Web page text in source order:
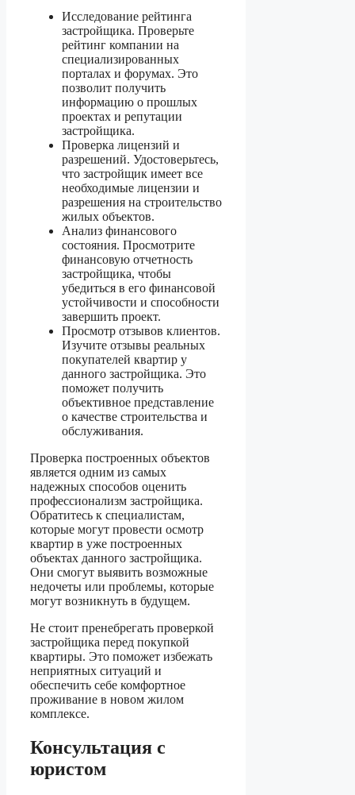
Исследование рейтинга
застройщика. Проверьте
рейтинг компании на
специализированных
порталах и форумах. Это
позволит получить
информацию о прошлых
проектах и репутации
застройщика.
Проверка лицензий и
разрешений. Удостоверьтесь,
что застройщик имеет все
необходимые лицензии и
разрешения на строительство
жилых объектов.
Анализ финансового
состояния. Просмотрите
финансовую отчетность
застройщика, чтобы
убедиться в его финансовой
устойчивости и способности
завершить проект.
Просмотр отзывов клиентов.
Изучите отзывы реальных
покупателей квартир у
данного застройщика. Это
поможет получить
объективное представление
о качестве строительства и
обслуживания.
Проверка построенных объектов
является одним из самых
надежных способов оценить
профессионализм застройщика.
Обратитесь к специалистам,
которые могут провести осмотр
квартир в уже построенных
объектах данного застройщика.
Они смогут выявить возможные
недочеты или проблемы, которые
могут возникнуть в будущем.
Не стоит пренебрегать проверкой
застройщика перед покупкой
квартиры. Это поможет избежать
неприятных ситуаций и
обеспечить себе комфортное
проживание в новом жилом
комплексе.
Консультация с
юристом